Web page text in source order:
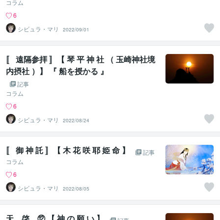
コラム
6
シビュラ・マリ
2022/09/01
〚 遠隔参拝 〛【 琴 平 神 社 （ 玉崎神社境
内摂社 ）】 『 船を授かる 』
記事
コラム
6
シビュラ・マリ
2022/08/24
〚 御 神 託 〛【 木 花 咲 耶 姫 命 】
記事
コラム
6
シビュラ・マリ
2022/08/05